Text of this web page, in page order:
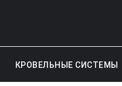
КРОВЕЛЬНЫЕ СИСТЕМЫ